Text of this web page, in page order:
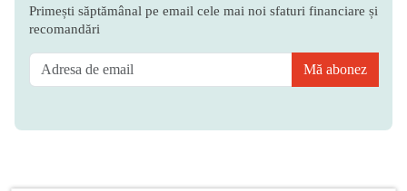
Primești săptămânal pe email cele mai noi sfaturi financiare și
recomandări
Mă abonez